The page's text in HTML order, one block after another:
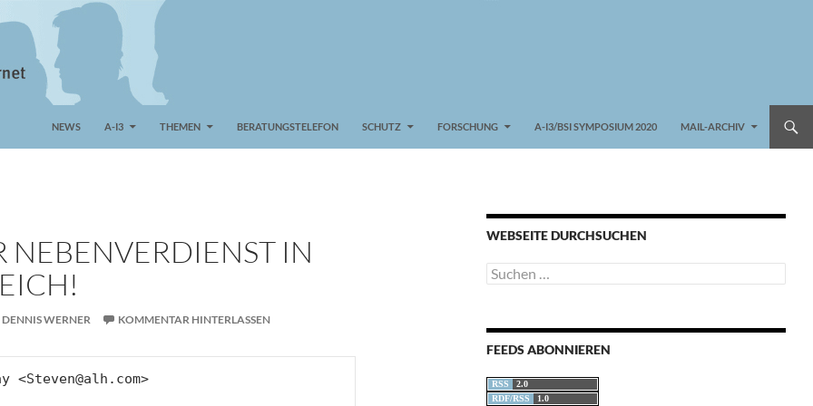
NEWS A-I3 THEMEN BERATUNGSTELEFON SCHUTZ FORSCHUNG A-I3/BSI SYMPOSIUM 2020 MAIL-ARCHIV
NEBENVERDIENST IN
DENNIS WERNER KOMMENTAR HINTERLASSEN
<Steven@alh.com>
WEBSEITE DURCHSUCHEN
Suchen
nach:
FEEDS ABONNIEREN
RSS
2.0
RDF/RSS
1.0